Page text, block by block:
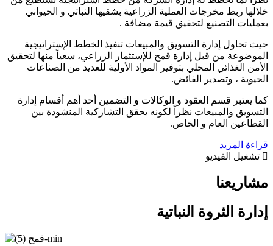
خلالها ربط مخرجات العملية الزراعية بشقيها النباتي و الحيواني
بعمليات التصنيع لتحقيق قيمة مضافة .
حيث تحاول إدارة التسويق والمبيعات تنفيذ الخطط الإستراتيجية
الموضوعة من قبل إدارة قمح للإستثمار الزراعي، سعياً منها لتحقيق
الأمن الغذائي المحلي بتوفير المواد الأولية للعديد من الصناعات
الحيوية ، وتصدير الفائض.
كما يعتبر قسم العقود و الوكالات و التضمين أحد أهم أقسام إدارة
التسويق والمبيعات نظراً لكونه يحقق التشاركية المنشودة بين
القطاعين العام و الخاص.
قراءة المزيد
تشغيل الفيديو
مشاريعنا
إدارة الثروة النباتية